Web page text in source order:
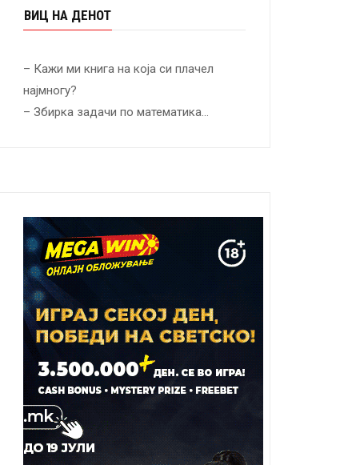
ВИЦ НА ДЕНОТ
– Кажи ми книга на која си плачел
најмногу?
– Збирка задачи по математика…